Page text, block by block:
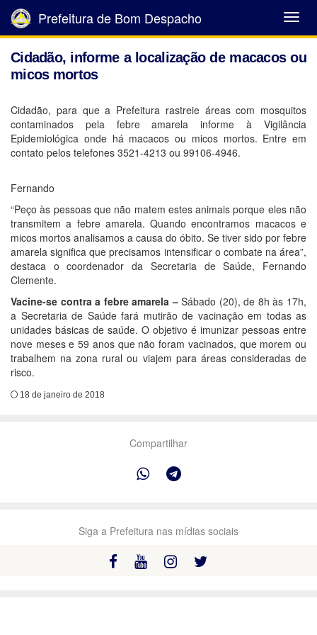
Abrir
Menu
Prefeitura de Bom Despacho
Cidadão, informe a localização de macacos ou
micos mortos
Cidadão, para que a Prefeitura rastreie áreas com mosquitos
contaminados pela febre amarela informe à Vigilância
Epidemiológica onde há macacos ou micos mortos. Entre em
contato pelos telefones 3521-4213 ou 99106-4946.
Fernando
“Peço às pessoas que não matem estes animais porque eles não
transmitem a febre amarela. Quando encontramos macacos e
micos mortos analisamos a causa do óbito. Se tiver sido por febre
amarela significa que precisamos intensificar o combate na área”,
destaca o coordenador da Secretaria de Saúde, Fernando
Clemente.
Vacine-se contra a febre amarela –Sábado (20), de 8h às 17h,
a Secretaria de Saúde fará mutirão de vacinação em todas as
unidades básicas de saúde. O objetivo é imunizar pessoas entre
nove meses e 59 anos que não foram vacinados, que morem ou
trabalhem na zona rural ou viajem para áreas consideradas de
risco.
18 de janeiro de 2018
Compartilhar
Siga a Prefeitura nas mídias sociais